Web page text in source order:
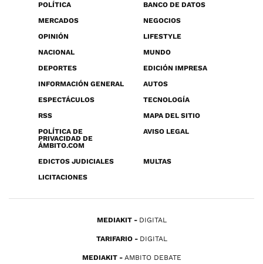
POLÍTICA
BANCO DE DATOS
MERCADOS
NEGOCIOS
OPINIÓN
LIFESTYLE
NACIONAL
MUNDO
DEPORTES
EDICIÓN IMPRESA
INFORMACIÓN GENERAL
AUTOS
ESPECTÁCULOS
TECNOLOGÍA
RSS
MAPA DEL SITIO
POLÍTICA DE
PRIVACIDAD DE
ÁMBITO.COM
AVISO LEGAL
EDICTOS JUDICIALES
MULTAS
LICITACIONES
MEDIAKIT DIGITAL
TARIFARIO DIGITAL
MEDIAKIT AMBITO DEBATE